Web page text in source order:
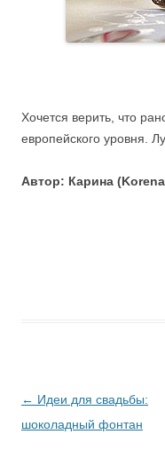
Хочется верить, что
европейского уровня.
Автор: Карина
Навигация
по
← Идеи для свадьбы:
шоколадный фонтан